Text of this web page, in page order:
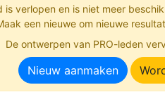
is verlopen en is niet meer
een nieuwe om nieuwe
De ontwerpen van PRO-leden
Nieuw aanmaken